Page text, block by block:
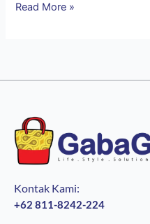
Read More »
Kontak Kami:
+62 811-8242-224